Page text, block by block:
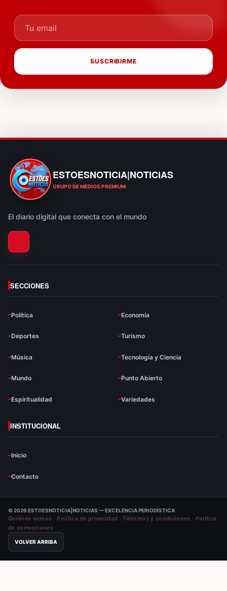
Tu email
SUSCRIBIRME
ESTOESNOTICIA|NOTICIAS
ESTOESNOTICIA|NOTICIAS
GRUPO DE MEDIOS PREMIUM
El diario digital que conecta con el mundo
SECCIONES
Política Economía
Deportes Turismo
Música Tecnología y Ciencia
Mundo Punto Abierto
Espiritualidad Variedades
INSTITUCIONAL
Inicio
Contacto
© 2026 ESTOESNOTICIA|NOTICIAS — EXCELENCIA PERIODÍSTICA
Quiénes somos · Política de privacidad ·Términos y condiciones · Política
de correcciones
VOLVER ARRIBA